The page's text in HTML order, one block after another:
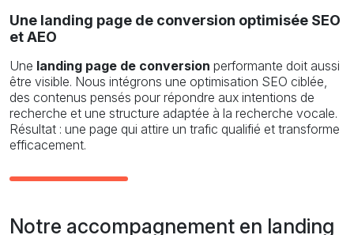
Une landing page de conversion optimisée SEO
et AEO
Une landing page de conversion performante doit aussi
être visible. Nous intégrons une optimisation SEO ciblée,
des contenus pensés pour répondre aux intentions de
recherche et une structure adaptée à la recherche vocale.
Résultat : une page qui attire un trafic qualifié et transforme
efficacement.
Notre accompagnement en landing